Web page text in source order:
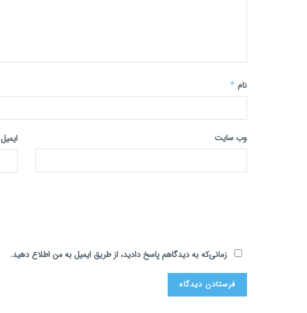
نام *
ایمیل وب‌ سایت
زمانی‌که به دیدگاهم پاسخ دادید، از طریق ایمیل به من اطلاع دهید.